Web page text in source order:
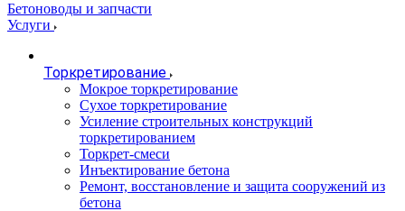
Бетоноводы и запчасти
Услуги
Торкретирование
Мокрое торкретирование
Сухое торкретирование
Усиление строительных конструкций
торкретированием
Торкрет-смеси
Инъектирование бетона
Ремонт, восстановление и защита сооружений из
бетона